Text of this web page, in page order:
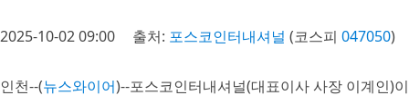
2025-10-02 09:00 출처: 포스코인터내셔널 (코스피 047050)
인천--(뉴스와이어)--포스코인터내셔널(대표이사 사장 이계인)